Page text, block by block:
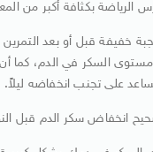
الرياضة بكثافة أكبر من
خفيفة قبل أو بعد
مستوى السكر في الدم،
على تجنب انخفاضه ليلاً.